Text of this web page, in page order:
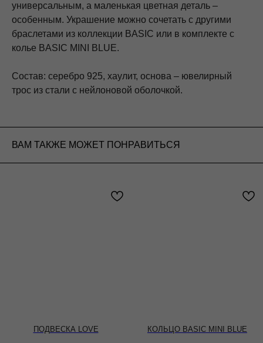
универсальным, а маленькая цветная деталь –
особенным. Украшение можно сочетать с другими
браслетами из коллекции BASIC или в комплекте с
колье BASIC MINI BLUE.
Состав: серебро 925, хаулит, основа – ювелирный
трос из стали с нейлоновой оболочкой.
ВАМ ТАКЖЕ МОЖЕТ ПОНРАВИТЬСЯ
ПОДВЕСКА LOVE КОЛЬЦО BASIC MINI BLUE